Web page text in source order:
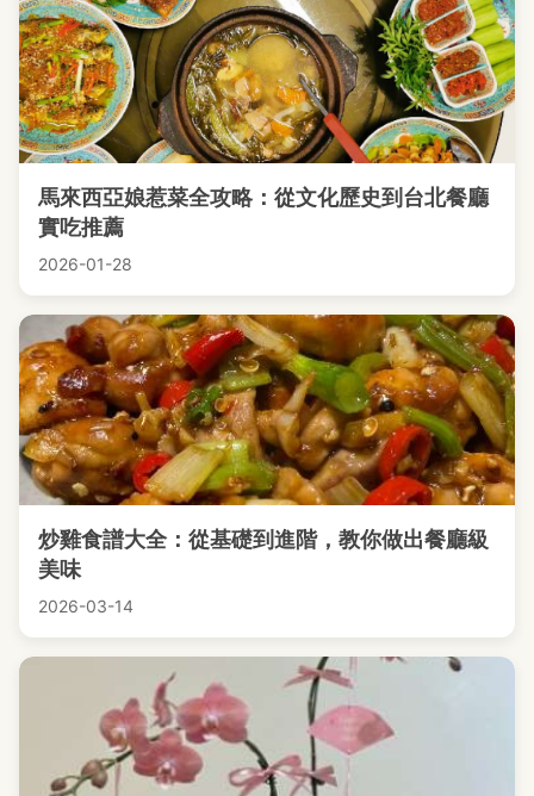
馬來西亞娘惹菜全攻略：從文化歷史到台北餐廳
實吃推薦
2026-01-28
炒雞食譜大全：從基礎到進階，教你做出餐廳級
美味
2026-03-14